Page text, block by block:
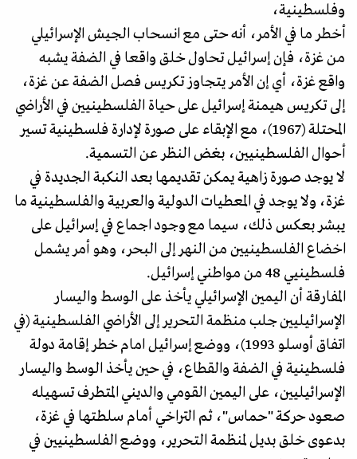
وفلسطينية،
أخطر ما في الأمر، أنه حتى مع انسحاب الجيش الإسرائيلي
من غزة، فإن إسرائيل تحاول خلق واقعا في الضفة يشبه
واقع غزة، أي إن الأمر يتجاوز تكريس فصل الضفة عن غزة،
إلى تكريس هيمنة إسرائيل على حياة الفلسطينيين في الأراضي
المحتلة (1967)، مع الإبقاء على صورة لإدارة فلسطينية تسير
أحوال الفلسطينيين، بغض النظر عن التسمية.
لا يوجد صورة زاهية يمكن تقديمها بعد النكبة الجديدة في
غزة، ولا يوجد في المعطيات الدولية والعربية والفلسطينية ما
يبشر بعكس ذلك، سيما مع وجود اجماع في إسرائيل على
اخضاع الفلسطينيين من النهر إلى البحر، وهو أمر يشمل
فلسطينيي 48 من مواطني إسرائيل.
المفارقة أن اليمين الإسرائيلي يأخذ على الوسط واليسار
الإسرائيليين جلب منظمة التحرير إلى الأراضي الفلسطينية (في
اتفاق أوسلو 1993)، ووضع إسرائيل امام خطر إقامة دولة
فلسطينية في الضفة والقطاع، في حين يأخذ الوسط واليسار
الإسرائيليين، على اليمين القومي والديني المتطرف تسهيله
صعود حركة "حماس"، ثم التراخي أمام سلطتها في غزة،
بدعوى خلق بديل لمنظمة التحرير، ووضع الفلسطينيين في